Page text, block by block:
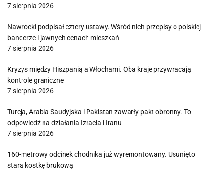
7 sierpnia 2026
Nawrocki podpisał cztery ustawy. Wśród nich przepisy o polskiej
banderze i jawnych cenach mieszkań
7 sierpnia 2026
Kryzys między Hiszpanią a Włochami. Oba kraje przywracają
kontrole graniczne
7 sierpnia 2026
Turcja, Arabia Saudyjska i Pakistan zawarły pakt obronny. To
odpowiedź na działania Izraela i Iranu
7 sierpnia 2026
160-metrowy odcinek chodnika już wyremontowany. Usunięto
starą kostkę brukową